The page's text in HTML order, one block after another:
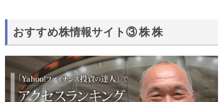
おすすめ株情報サイト③ 株 株